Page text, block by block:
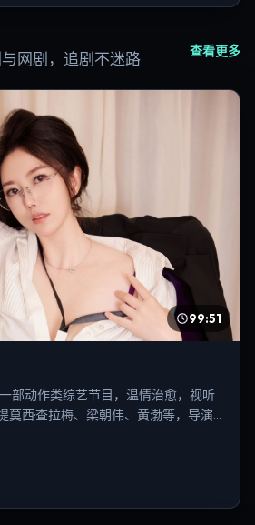
网剧，追剧不迷路 查看更多
99:51
部动作类综艺节目，温情治愈，视听
莫西·查拉梅、梁朝伟、黄渤等，导演